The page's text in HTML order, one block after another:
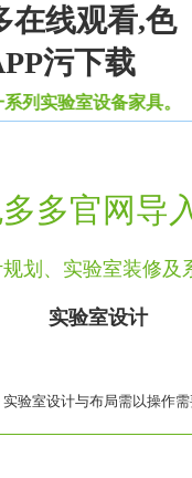
在线观看,色
污下载
实验室设备家具。
多官网导
划、实验室装修
实验室设计
实验室设计与布局需以操作